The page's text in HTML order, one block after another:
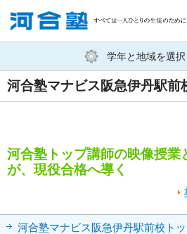
塾生の方
学年と地域を選択
河合塾マナビス阪急伊丹駅前
河合塾トップ講師の映像授業
が、現役合格へ導く
河合塾マナビス阪急伊丹駅前校ト